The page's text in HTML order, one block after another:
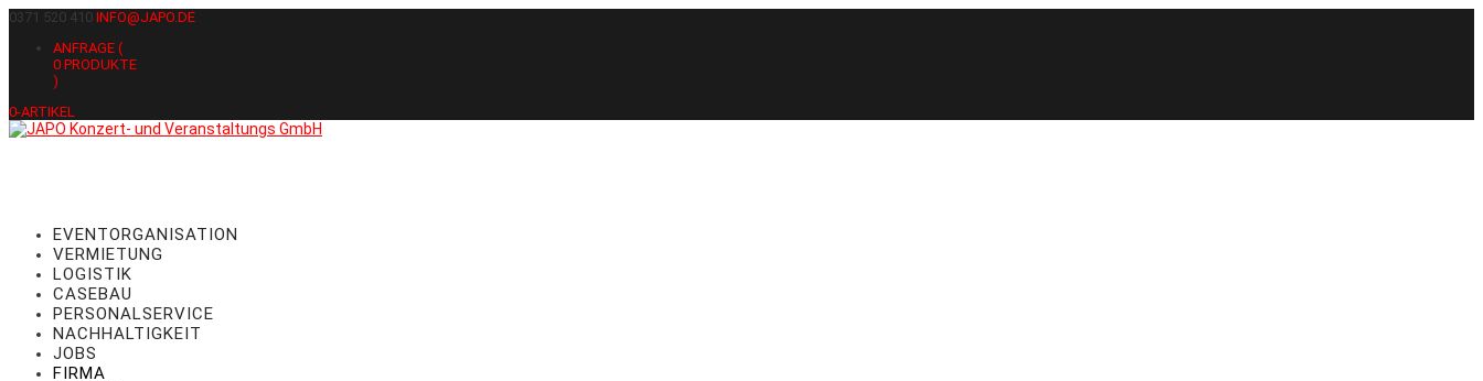
0371 520 410 INFO@JAPO.DE
ANFRAGE (
0 PRODUKTE
)
0-ARTIKEL
EVENTORGANISATION
VERMIETUNG
LOGISTIK
CASEBAU
PERSONALSERVICE
NACHHALTIGKEIT
JOBS
FIRMA